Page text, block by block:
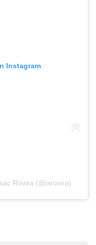
Instagram
Rovira (@isrovira)